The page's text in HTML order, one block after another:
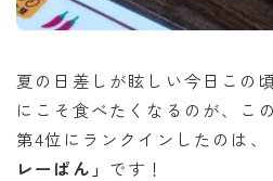
夏の日差しが眩しい今日この
にこそ食べたくなるのが、こ
第4位にランクインしたのは、
レーぱん」 です！